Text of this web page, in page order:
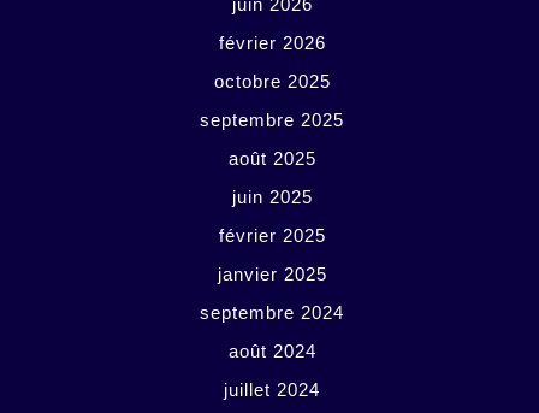
juin 2026
février 2026
octobre 2025
septembre 2025
août 2025
juin 2025
février 2025
janvier 2025
septembre 2024
août 2024
juillet 2024